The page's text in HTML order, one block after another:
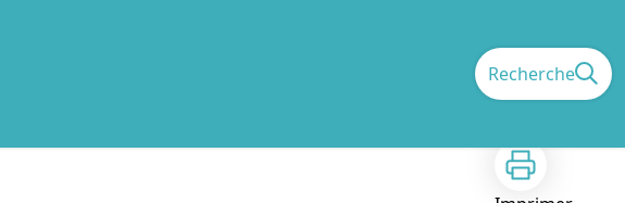
Recherche